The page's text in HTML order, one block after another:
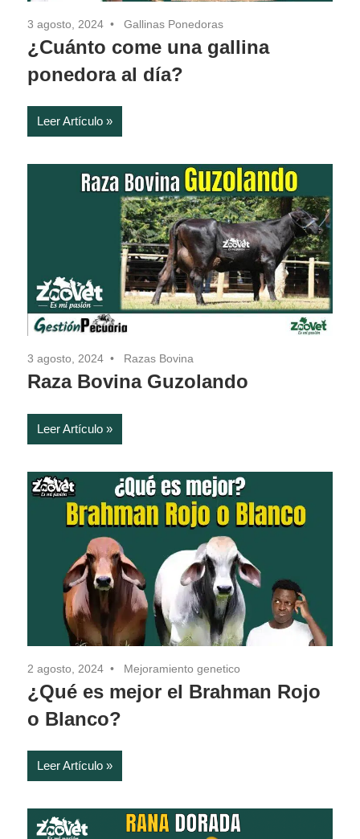
3 agosto, 2024 Gallinas Ponedoras
¿Cuánto come una gallina
ponedora al día?
Leer Artículo
3 agosto, 2024 Razas Bovina
Raza Bovina Guzolando
Leer Artículo
2 agosto, 2024 Mejoramiento genetico
¿Qué es mejor el Brahman Rojo
o Blanco?
Leer Artículo